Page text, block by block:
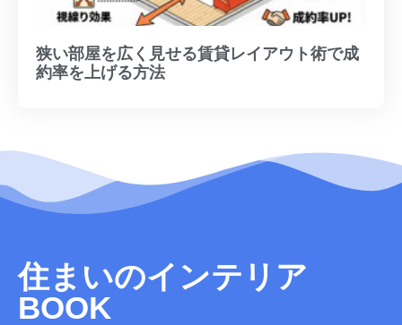
狭い部屋を広く見せる賃貸レイアウト術で成
約率を上げる方法
住まいのインテリア
BOOK